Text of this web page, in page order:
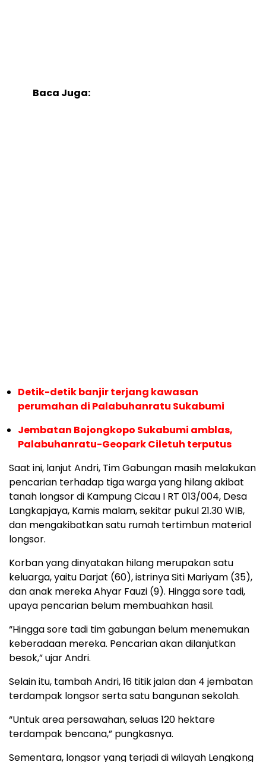
Baca Juga:
Detik-detik banjir terjang kawasan
perumahan di Palabuhanratu Sukabumi
Jembatan Bojongkopo Sukabumi amblas,
Palabuhanratu-Geopark Ciletuh terputus
Saat ini, lanjut Andri, Tim Gabungan masih melakukan
pencarian terhadap tiga warga yang hilang akibat
tanah longsor di Kampung Cicau I RT 013/004, Desa
Langkapjaya, Kamis malam, sekitar pukul 21.30 WIB,
dan mengakibatkan satu rumah tertimbun material
longsor.
Korban yang dinyatakan hilang merupakan satu
keluarga, yaitu Darjat (60), istrinya Siti Mariyam (35),
dan anak mereka Ahyar Fauzi (9). Hingga sore tadi,
upaya pencarian belum membuahkan hasil.
“Hingga sore tadi tim gabungan belum menemukan
keberadaan mereka. Pencarian akan dilanjutkan
besok,” ujar Andri.
Selain itu, tambah Andri, 16 titik jalan dan 4 jembatan
terdampak longsor serta satu bangunan sekolah.
“Untuk area persawahan, seluas 120 hektare
terdampak bencana,” pungkasnya.
Sementara, longsor yang terjadi di wilayah Lengkong